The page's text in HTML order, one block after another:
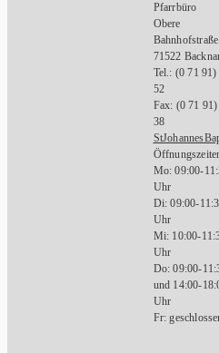
Pfarrbüro
Obere
71522
Tel.: (0 71 91)
52
Fax: (0 71
38
Mo: 09:00-
Uhr
Di: 09:00-
Uhr
Mi: 10:00-
Uhr
Do: 09:00-
und 14:00-
Uhr
Fr: